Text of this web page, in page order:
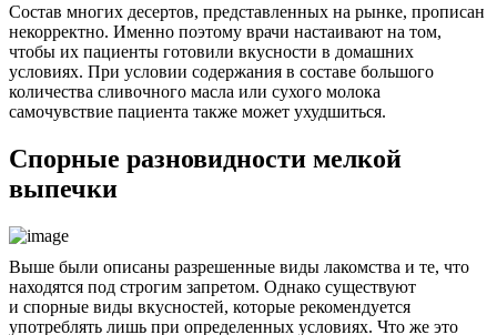
Состав многих десертов, представленных на рынке, прописан
некорректно. Именно поэтому врачи настаивают на том,
чтобы их пациенты готовили вкусности в домашних
условиях. При условии содержания в составе большого
количества сливочного масла или сухого молока
самочувствие пациента также может ухудшиться.
Спорные разновидности мелкой
выпечки
Выше были описаны разрешенные виды лакомства и те, что
находятся под строгим запретом. Однако существуют
и спорные виды вкусностей, которые рекомендуется
употреблять лишь при определенных условиях. Что же это